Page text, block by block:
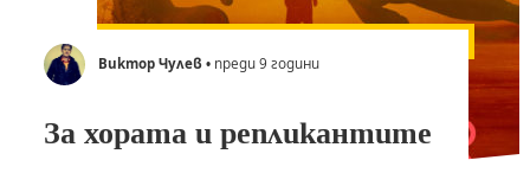
Виктор Чулев• преди 9 години
За хората и репликантите